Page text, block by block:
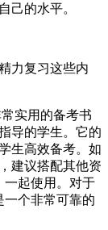
己的水平。
力复习这些内
常实用的备考书
导的学生。它的
生高效备考。如
建议搭配其他资
一起使用。对于
一个非常可靠的